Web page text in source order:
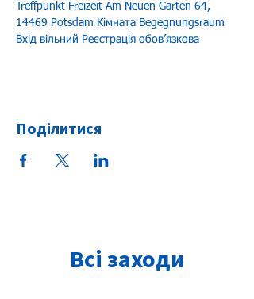
Treffpunkt Freizeit Am Neuen Garten 64,
14469 Potsdam Кімната Begegnungsraum
Вхід вільний Реєстрація обовʼязкова
Поділитися
Всі заходи